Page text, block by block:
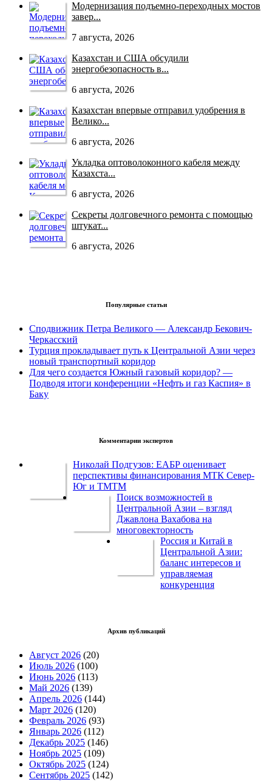
Модернизация подъемно-переходных мостов
завер...
7 августа, 2026
Казахстан и США обсудили
энергобезопасность в...
6 августа, 2026
Казахстан впервые отправил удобрения в
Велико...
6 августа, 2026
Укладка оптоволоконного кабеля между
Казахста...
6 августа, 2026
Секреты долговечного ремонта с помощью
штукат...
6 августа, 2026
Популярные статьи
Сподвижник Петра Великого — Александр Бекович-
Черкасский
Турция прокладывает путь к Центральной Азии через
новый транспортный коридор
Для чего создается Южный газовый коридор? —
Подводя итоги конференции «Нефть и газ Каспия» в
Баку
Комментарии экспертов
Николай Подгузов: ЕАБР оценивает
перспективы финансирования МТК Север-
Юг и ТМТМ
Поиск возможностей в
Центральной Азии – взгляд
Джавлона Вахабова на
многовекторность
Россия и Китай в
Центральной Азии:
баланс интересов и
управляемая
конкуренция
Архив публикаций
Август 2026 (20)
Июль 2026 (100)
Июнь 2026 (113)
Май 2026 (139)
Апрель 2026 (144)
Март 2026 (120)
Февраль 2026 (93)
Январь 2026 (112)
Декабрь 2025 (146)
Ноябрь 2025 (109)
Октябрь 2025 (124)
Сентябрь 2025 (142)